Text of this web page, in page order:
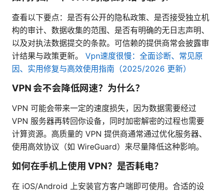
查看以下要点：是否有公开的隐私政策、是否接受独立机
构的审计、数据收集的范围、是否有明确的无日志声明、
以及对执法数据提交的条款。可信赖的提供商常会披露审
计结果与政策更新。 Vpn速度很慢：全面诊断、常见原
因、实用修复与高效使用指南（2025/2026 更新）
VPN 会不会降低网速？为什么？
VPN 可能会带来一定的速度损失，因为数据需要经过
VPN 服务器再转回你设备，同时加密解密的过程也需要
计算资源。高质量的 VPN 提供商通常通过优化服务器、
使用高效协议（如 WireGuard）来尽量降低这种影响。
如何在手机上使用 VPN？是否耗电？
在 iOS/Android 上安装官方客户端即可使用。合适的设